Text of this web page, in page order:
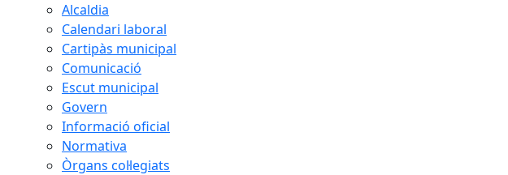
Alcaldia
Calendari laboral
Cartipàs municipal
Comunicació
Escut municipal
Govern
Informació oficial
Normativa
Òrgans col·legiats